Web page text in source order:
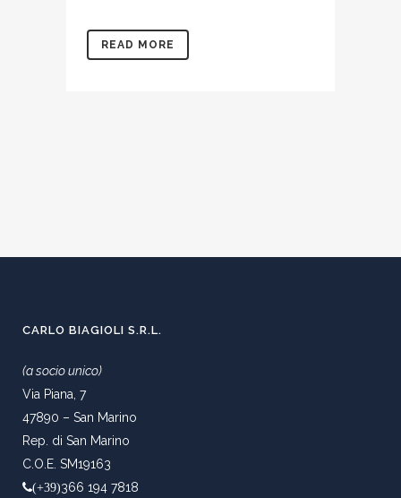
READ MORE
CARLO BIAGIOLI S.R.L.
(a socio unico)
Via Piana, 7
47890 – San Marino
Rep. di San Marino
C.O.E. SM19163
(+39)366 194 7818